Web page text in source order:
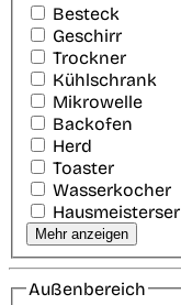
Besteck
Geschirr
Trockner
Kühlschrank
Mikrowelle
Backofen
Herd
Toaster
Wasserkocher
Mehr anzeigen
Außenbereich